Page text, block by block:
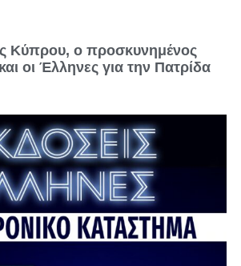
Κύπρου, ο προσκυνημένος
οι Έλληνες για την Πατρίδα